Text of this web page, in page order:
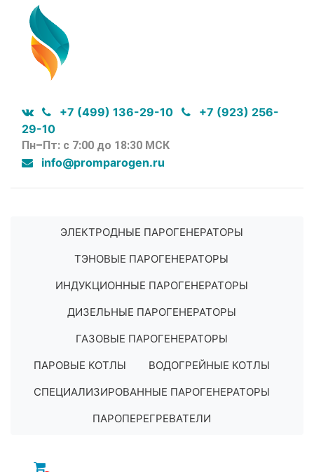
+7 (499) 136-29-10
+7 (923) 256-
29-10
Пн–Пт: с 7:00 до 18:30 МСК
info@promparogen.ru
ЭЛЕКТРОДНЫЕ ПАРОГЕНЕРАТОРЫ
ТЭНОВЫЕ ПАРОГЕНЕРАТОРЫ
ИНДУКЦИОННЫЕ ПАРОГЕНЕРАТОРЫ
ДИЗЕЛЬНЫЕ ПАРОГЕНЕРАТОРЫ
ГАЗОВЫЕ ПАРОГЕНЕРАТОРЫ
ПАРОВЫЕ КОТЛЫ
ВОДОГРЕЙНЫЕ КОТЛЫ
СПЕЦИАЛИЗИРОВАННЫЕ ПАРОГЕНЕРАТОРЫ
ПАРОПЕРЕГРЕВАТЕЛИ